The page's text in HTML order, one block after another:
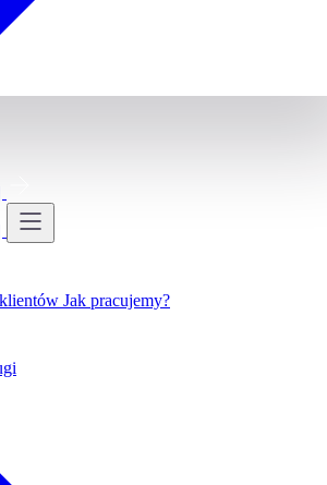
Jak pracujemy?